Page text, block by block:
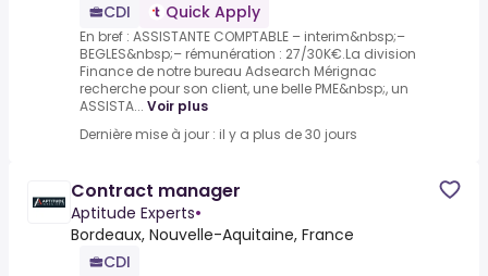
CDI
Quick Apply
En bref : ASSISTANTE COMPTABLE – interim&nbsp;–
BEGLES&nbsp;– rémunération : 27/30K€.La division
Finance de notre bureau Adsearch Mérignac
recherche pour son client, une belle PME&nbsp;, un
ASSISTA... Voir plus
Dernière mise à jour : il y a plus de 30 jours
Contract manager
Aptitude Experts•
Bordeaux, Nouvelle-Aquitaine, France
CDI